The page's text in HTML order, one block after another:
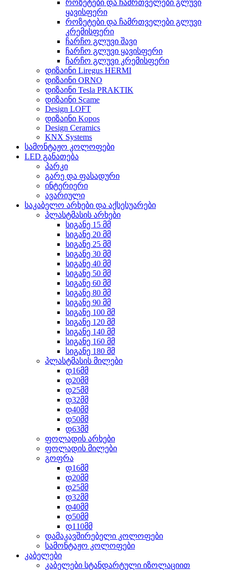
როზეტები და ჩამრთველები გლუვი
ყავისფერი
როზეტები და ჩამრთველები გლუვი
კრემისფერი
ჩარჩო გლუვი შავი
ჩარჩო გლუვი ყავისფერი
ჩარჩო გლუვი კრემისფერი
დიზაინი Liregus HERMI
დიზაინი ORNO
დიზაინი Tesla PRAKTIK
დიზაინი Scame
Design LOFT
დიზაინი Kopos
Design Ceramics
KNX Systems
სამონტაჟო კოლოფები
LED განათება
პარკი
გარე და ფასადური
ინტერიერი
ავარიული
საკაბელო არხები და აქსესუარები
პლასტმასის არხები
სიგანე 15 მმ
სიგანე 20 მმ
სიგანე 25 მმ
სიგანე 30 მმ
სიგანე 40 მმ
სიგანე 50 მმ
სიგანე 60 მმ
სიგანე 80 მმ
სიგანე 90 მმ
სიგანე 100 მმ
სიგანე 120 მმ
სიგანე 140 მმ
სიგანე 160 მმ
სიგანე 180 მმ
პლასტმასის მილები
დ16მმ
დ20მმ
დ25მმ
დ32მმ
დ40მმ
დ50მმ
დ63მმ
ფოლადის არხები
ფოლადის მილები
გოფრა
დ16მმ
დ20მმ
დ25მმ
დ32მმ
დ40მმ
დ50მმ
დ110მმ
დამაკავშირებელი კოლოფები
სამონტაჟო კოლოფები
კაბელები
კაბელები სტანდარტული იზოლაციით